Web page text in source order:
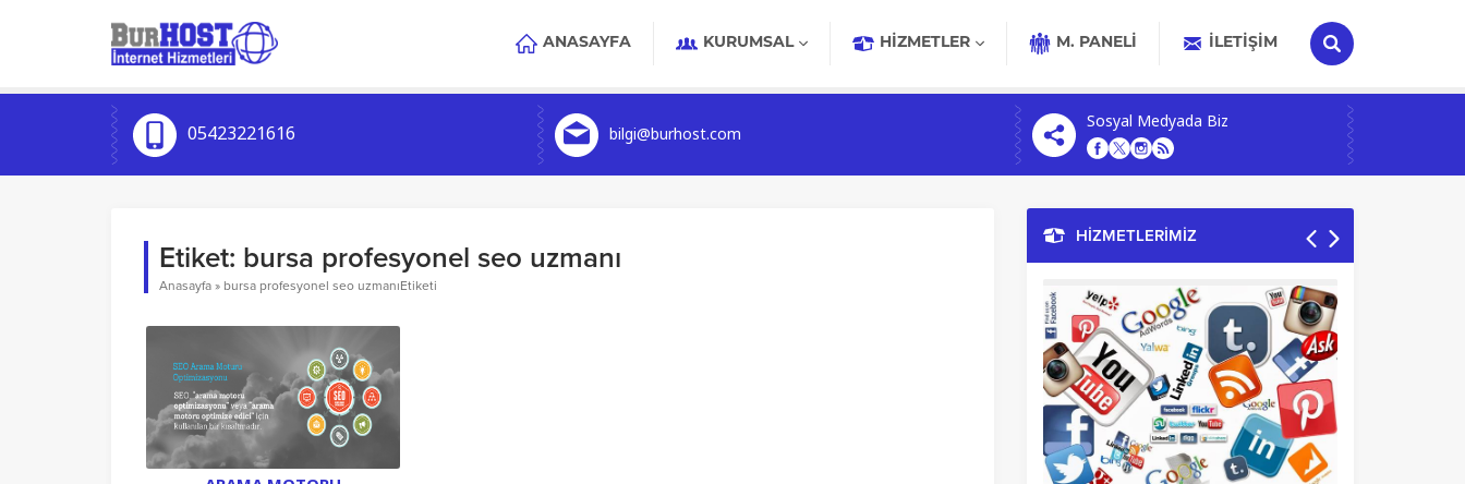
ANASAYFA KURUMSAL HIZMETLER M. PANELİ İLETIŞIM
05423221616 bilgi@burhost.com
Sosyal Medyada Biz
Etiket: bursa profesyonel seo uzmanı
Anasayfa » bursa profesyonel seo uzmanıEtiketi
HİZMETLERİMİZ